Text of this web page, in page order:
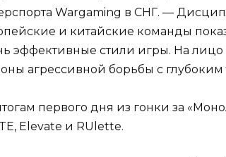
Wargaming в СНГ. —
и китайские команды
эффективные стили игры. На лицо
агрессивной борьбы с
первого дня из гонки за
Elevate и RUlette.